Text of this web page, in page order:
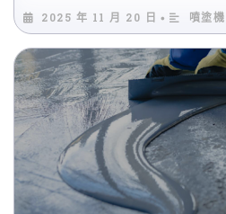
鋒公司！
2025 年 11 月 20 日 • 噴塗